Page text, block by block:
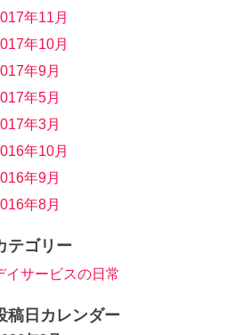
年11月
年10月
年9月
年5月
年3月
年10月
年9月
年8月
テゴリー
イサービスの日常
稿日カレンダー